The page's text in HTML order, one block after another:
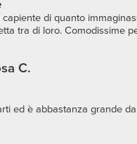
di quanto
tra di loro. Comodissime
C.
ed è abbastanza grande